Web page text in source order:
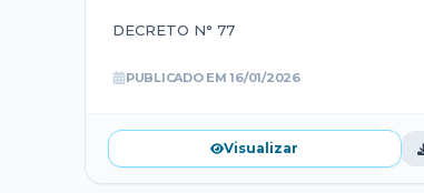
DECRETO N° 77
PUBLICADO EM16/01/2026
Visualizar